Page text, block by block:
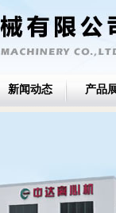
新闻动态 产品